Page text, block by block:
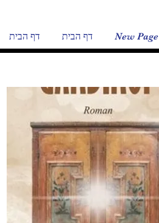
דף הבית דף הבית New Page